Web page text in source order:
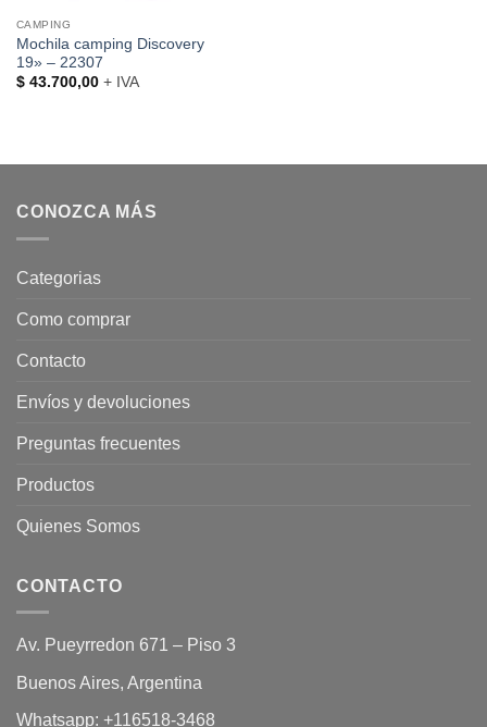
CAMPING
Mochila camping Discovery
19» – 22307
$43.700,00+ IVA
CONOZCA MÁS
Categorias
Como comprar
Contacto
Envíos y devoluciones
Preguntas frecuentes
Productos
Quienes Somos
CONTACTO
Av. Pueyrredon 671 – Piso 3
Buenos Aires, Argentina
Whatsapp: +116518-3468